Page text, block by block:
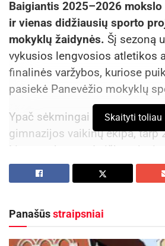
Baigiantis 2025–2026
ir vienas didžiausių sporto
mokyklų žaidynės. Šį sezoną
vykusios lengvosios atletikos
finalinės varžybos, kuriose
pasiekė Panevėžio mokyklų
Ypač sėkmingai pasirodė
gimnazijos vaikinų ekipa, tarp
Lietuvos komandų iškovojusi
Gimnazijai atstovavo Rapolas
Bartusevičius, Ugnius
Janevičius. Sportininkus rengė
Skaityti toliau
Panašūsstraipsniai